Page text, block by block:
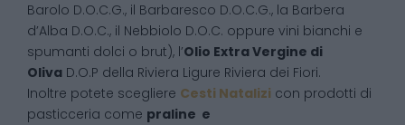
Barolo D.O.C.G., il Barbaresco D.O.C.G., la Barbera
d’Alba D.O.C., il Nebbiolo D.O.C. oppure vini bianchi e
spumanti dolci o brut), l’Olio Extra Vergine di
Oliva D.O.P della Riviera Ligure Riviera dei Fiori.
Inoltre potete scegliere Cesti Natalizi con prodotti di
pasticceria come praline e